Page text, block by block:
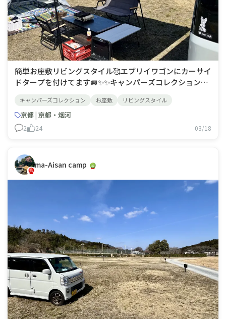
​​簡単お座敷リビングスタイル🥰​エブリイワゴンにカーサイ
ドタープを付けてます🚐✨✨キャンパーズコレクションの
慣れてきたので設営３０分ほどでできました💖息子はオム
ツ一枚で、焚き付け木材で積み木をして遊んでました🐥の
ち寝ました💤
キャンパーズコレクション お座敷 リビングスタイル
京都 | 京都・烟河
2 24 03/18
ma-Aisan camp